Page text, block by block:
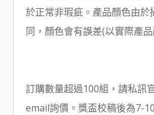
於正常非瑕疵。產品顏色由於
同，顏色會有誤差(以實際產
訂購數量超過100組，請私訊
email詢價。獎盃校稿後為7-